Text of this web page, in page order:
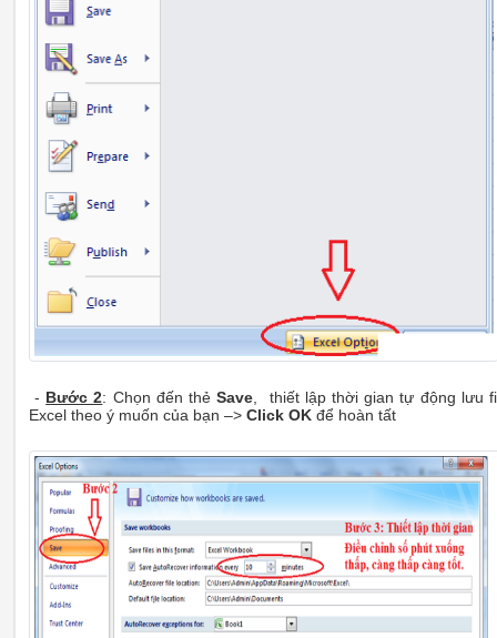
- Bước 2: Chọn đến thẻSave , thiết lập thời gian tự động lưu
Excel theo ý muốn của bạn –> Click OK để hoàn tất